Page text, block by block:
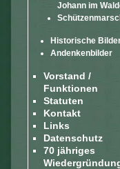
Johann im
Historische
Andenkenbilder
Vorstand /
Funktionen
Statuten
Kontakt
Links
Datenschutz
70 jähriges